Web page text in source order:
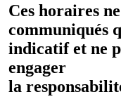
Ces horaires
communiqués
indicatif et ne
engager
la